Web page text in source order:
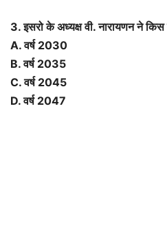
3. इसरो के अध्यक्ष वी. नारायणन ने
A. वर्ष 2030
B. वर्ष 2035
C. वर्ष 2045
D. वर्ष 2047